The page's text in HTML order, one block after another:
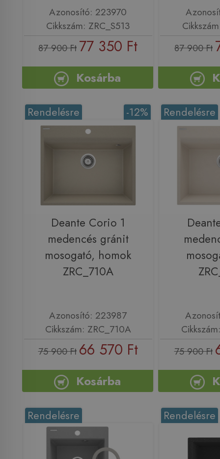
Azonosító: 223970
Cikkszám: ZRC_S513
87 900 Ft 77 350 Ft
Kosárba
87 900 Ft
-12%
Rendelésre
Deante Corio 1
medencés gránit
mosogató, homok
ZRC_710A
Azonosító: 223987
Cikkszám: ZRC_710A
75 900 Ft 66 570 Ft
Kosárba
Rendelésre
75 900 Ft
Rendelésre Rendelésre